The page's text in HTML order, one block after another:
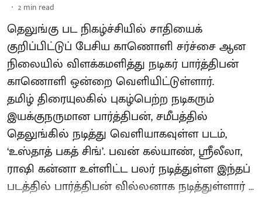
2 min read
தெலுங்கு பட நிகழ்ச்சியில் சாதியைக்
குறிப்பிட்டுப் பேசிய காணொளி சர்ச்சை ஆன
நிலையில் விளக்கமளித்து நடிகர் பார்த்திபன்
காணொளி ஒன்றை வெளியிட்டுள்ளார்.
தமிழ் திரையுலகில் புகழ்பெற்ற நடிகரும்
இயக்குநருமான பார்த்திபன், சமீபத்தில்
தெலுங்கில் நடித்து வெளியாகவுள்ள படம்,
‘உஸ்தாத் பகத் சிங்’. பவன் கல்யாண், ஸ்ரீலீலா,
ராஷி கன்னா உள்ளிட்ட பலர் நடித்துள்ள இந்தப்
படத்தில் பார்த்திபன் வில்லனாக நடித்துள்ளார் ...